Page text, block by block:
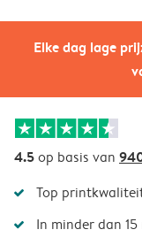
Elke dag lage
4.5op basis van
Top
In minder dan